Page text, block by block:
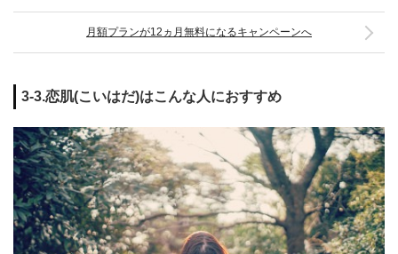
月額プランが12ヵ月無料になるキャンペーンへ
3-3.恋肌(こいはだ)はこんな人におすすめ